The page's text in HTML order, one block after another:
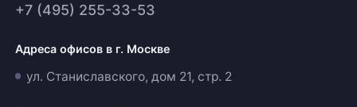
+7 (495) 255-33-53
Адреса офисов в г. Москве
ул. Станиславского, дом 21, стр. 2